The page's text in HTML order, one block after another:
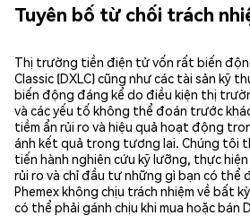
Tuyên bố từ chối trách
Thị trường tiền điện tử vốn rất biến
Classic (DXLC) cũng như các tài sản kỹ
biến động đáng kể do điều kiện thị
và các yếu tố không thể đoán trước
tiềm ẩn rủi ro và hiệu quả hoạt động
ánh kết quả trong tương lai. Chúng tôi
tiến hành nghiên cứu kỹ lưỡng, thực
rủi ro và chỉ đầu tư những gì bạn có thể
Phemex không chịu trách nhiệm về bất
có thể phải gánh chịu khi mua hoặc bán